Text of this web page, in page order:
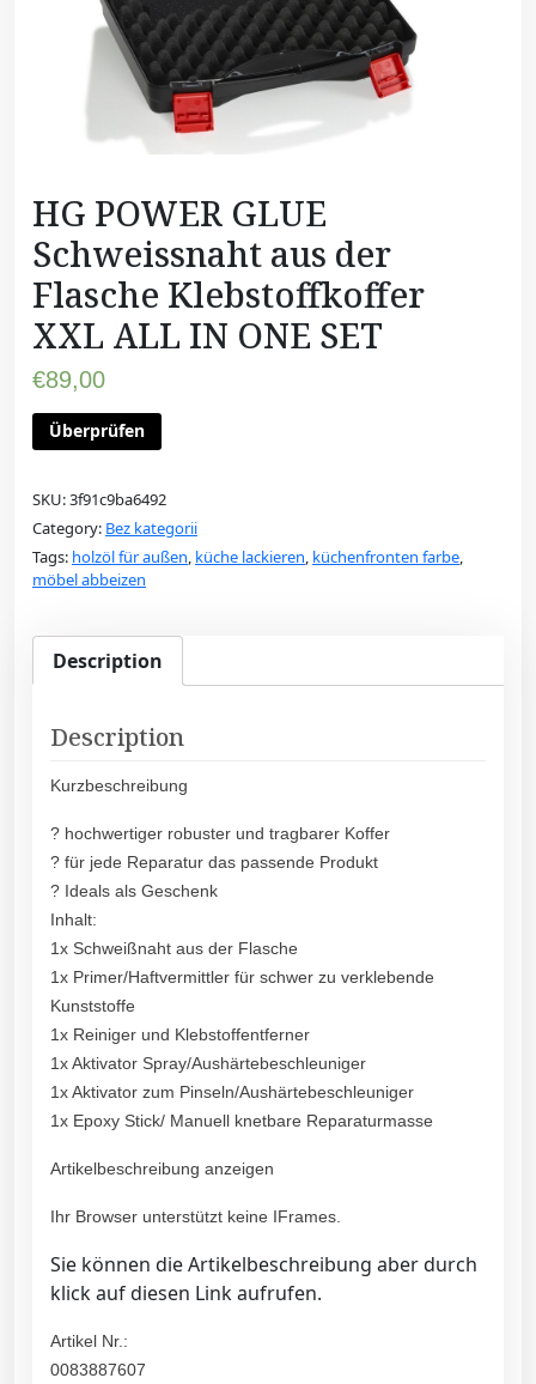
HG POWER GLUE
Schweissnaht aus der
Flasche Klebstoffkoffer
XXL ALL IN ONE SET
€89,00
Überprüfen
SKU:3f91c9ba6492
Category: Bez kategorii
Tags: holzöl für außen, küche lackieren, küchenfronten farbe,
möbel abbeizen
Description
Description
Kurzbeschreibung
? hochwertiger robuster und tragbarer Koffer
? für jede Reparatur das passende Produkt
? Ideals als Geschenk
Inhalt:
1x Schweißnaht aus der Flasche
1x Primer/Haftvermittler für schwer zu verklebende
Kunststoffe
1x Reiniger und Klebstoffentferner
1x Aktivator Spray/Aushärtebeschleuniger
1x Aktivator zum Pinseln/Aushärtebeschleuniger
1x Epoxy Stick/ Manuell knetbare Reparaturmasse
Artikelbeschreibung anzeigen
Ihr Browser unterstützt keine IFrames.
Sie können die Artikelbeschreibung aber durch
klick auf diesen Link aufrufen.
Artikel Nr.:
0083887607